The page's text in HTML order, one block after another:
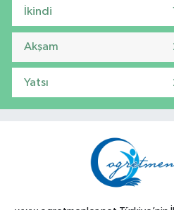
İkindi
Akşam
Yatsı